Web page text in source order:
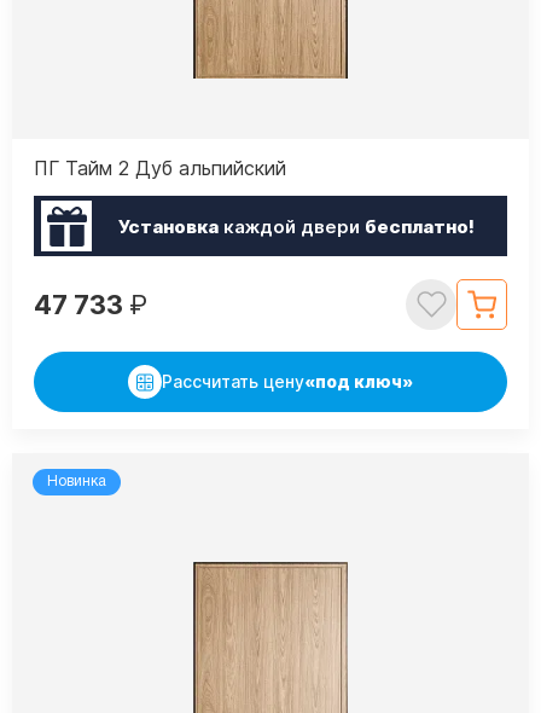
ПГ Тайм 2 Дуб альпийский
Установкакаждой двери бесплатно!
47 733 ₽
Рассчитать цену«под ключ»
Новинка